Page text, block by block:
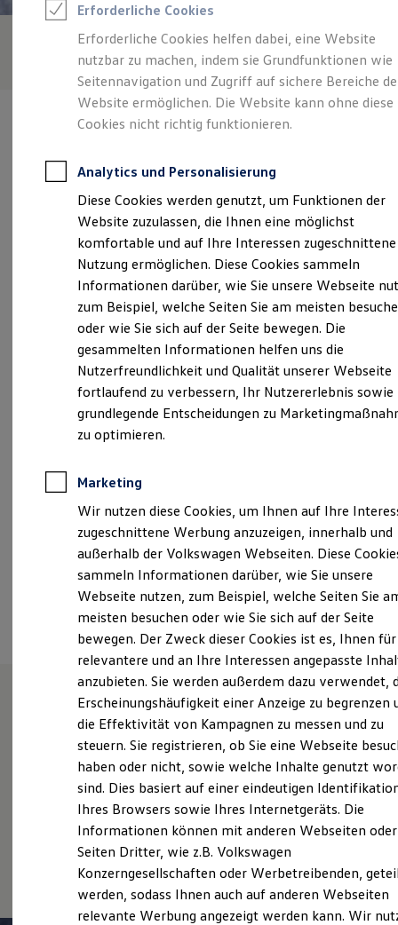
ONE Business ID Vorteile
Fahrzeugsuche & Marktplatz
Fahrzeugsuche
Fahrzeuge online kaufen
Digitaler Marktplatz
Kauf & Finanzierung
Online-Fahrzeugbewertung
Aktionen & Angebote
Für Gewerbekunden
Profi Paket
TopDeal
Gebrauchtwagen
ProfiPartner für Gebrauchtwagen
Zertifizierte Gebrauchtwagen
Finanzierung
Für Privatkunden
Für Gewerbekunden
Leasing
Für Privatkunden
Für Gewerbekunden
Versicherungen & Garantien
Garantien
Kfz-Versicherung für Nutzfahrzeuge
Restschuldversicherung
Wartungsverträge
Besitzer & Service
Sommer-Special
Reparatur, Pflege & Inspektion
Servicetermin anfragen
Service-Vorteile bei Volkswagen Nutzfahrzeuge
Economy Service
Räder & Reifen Service
Ersatzfahrzeuge
Notdienst und Pannenhilfe
Software, Konnektivität & Apps
California App
VW Connect für Ihren ID. Buzz
VW Connect für Ihren Transporter/Caravelle
VW Connect für Ihren Amarok
VW Connect für andere Modelle
Connect Pro
Fleet Interface Data
Multistop Pathfinder
Übersicht Software Updates
Hilfreiches für Besitzer
Fahrerassistenz- und Sicherheitssysteme
Kontrollleuchten
Kurzfahrprofile und Ölverdünnung
Batterieverordnung
XTL-Dieselkraftstoff
Ersatzteile und Betriebsflüssigkeiten
Original Zubehör und Lifestyle Produkte
Verantwortlich für die Inhalte auf dieser Seite ist die Edel GmbH -
Impressum & Rechtliches)
Bellinostraße 6 - 10, 72108 Rottenburg
Montag-Donnerstag 07:15-17:30 Uhr
Freitag
07:15-16:30 Uhr
Samstag
08:30-12:00 Uhr
Ansprechpartner
Termin vereinbaren
Unsere Leistungenim
Überblick
Service
Volkswagen Economy
Service
Erforderliche Cookies
Erforderliche Cookies helfen dabei, eine Website
nutzbar zu machen, indem sie Grundfunktionen wie
Seitennavigation und Zugriff auf sichere Bereiche
Website ermöglichen. Die Website kann ohne diese
Cookies nicht richtig funktionieren.
Analytics und Personalisierung
Diese Cookies werden genutzt, um Funktionen der
Website zuzulassen, die Ihnen eine möglichst
komfortable und auf Ihre Interessen zugeschnittene
Nutzung ermöglichen. Diese Cookies sammeln
Informationen darüber, wie Sie unsere Webseite
zum Beispiel, welche Seiten Sie am meisten
oder wie Sie sich auf der Seite bewegen. Die
gesammelten Informationen helfen uns die
Nutzerfreundlichkeit und Qualität unserer Webseite
fortlaufend zu verbessern, Ihr Nutzererlebnis sowie
grundlegende Entscheidungen zu
zu optimieren.
Marketing
Wir nutzen diese Cookies, um Ihnen auf Ihre
zugeschnittene Werbung anzuzeigen, innerhalb und
außerhalb der Volkswagen Webseiten. Diese
sammeln Informationen darüber, wie Sie unsere
Webseite nutzen, zum Beispiel, welche Seiten Sie
meisten besuchen oder wie Sie sich auf der Seite
bewegen. Der Zweck dieser Cookies ist es, Ihnen für
relevantere und an Ihre Interessen angepasste
anzubieten. Sie werden außerdem dazu verwendet,
Erscheinungshäufigkeit einer Anzeige zu begrenzen
die Effektivität von Kampagnen zu messen und zu
steuern. Sie registrieren, ob Sie eine Webseite
haben oder nicht, sowie welche Inhalte genutzt
sind. Dies basiert auf einer eindeutigen
Ihres Browsers sowie Ihres Internetgeräts. Die
Informationen können mit anderen Webseiten oder
Seiten Dritter, wie z.B. Volkswagen
Konzerngesellschaften oder Werbetreibenden,
werden, sodass Ihnen auch auf anderen Webseiten
relevante Werbung angezeigt werden kann. Wir